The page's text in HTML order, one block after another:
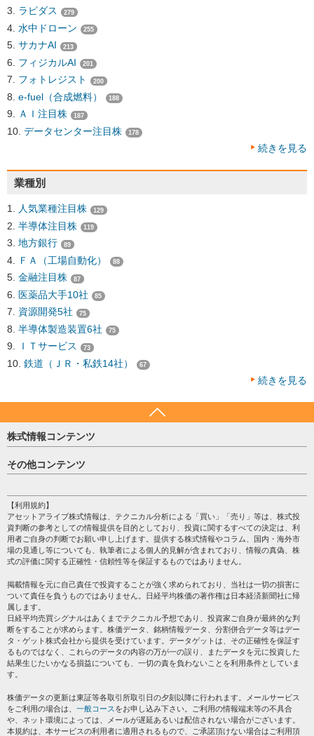
ラピダス 279
水中ドローン 255
サカナAI 213
フィジカルAI 201
フォトレジスト 200
e-fuel（合成燃料） 188
ＡＩ注目株 187
データセンター注目株 178
続きを見る
業種別
人気業種注目株 129
半導体注目株 119
地方銀行 89
ＦＡ（工場自動化） 88
金融注目株 87
医薬品大手10社 85
資源開発5社 75
半導体製造装置6社 75
ＩＴサービス 73
鉄道（ＪＲ・私鉄14社） 67
続きを見る
株式情報コンテンツ
日経平均
売買シグナル
注目銘柄
株テーマ情報
海外市況
投資カレンダー
格付け情報
その他コンテンツ
個人情報保護方針
プライバシーポリシー
会社案内
サイトマップ
過去データ
【利用規約】
アセットアライブ株式情報は、テクニカル分析による「買い」「売り」等は、株式投
資判断の参考としての情報提供を目的としており、投資に関するすべての決定は、利
用者ご自身の判断でお願い申し上げます。提供する株式情報やコラム、国内・海外市
場の見通し等についても、執筆者による個人的見解が含まれており、情報の真偽、株
式の評価に関する正確性・信頼性等を保証するものではありません。
掲載情報を元に自己責任で投資することが強く求められており、当社は一切の損害に
ついて責任を負うものではありません。日経平均株価の著作権は日本経済新聞社に帰
属します。
日経平均売買シグナルはあくまでテクニカル予想であり、投資家ご自身が最終的な判
断をすることが求めらます。株価データ、銘柄情報データ、分割併合データ等はデー
タ・ゲット株式会社から提供を受けています。データゲットは、その正確性を保証す
るものではなく、これらのデータの内容の万が一の誤り、またデータを元に投資した
結果生じたいかなる損益についても、一切の責を負わないことを利用条件としていま
す。
株価データの更新は東証等各取引所取引日の夕刻以降に行われます。メールサービス
をご利用の場合は、 一般コース をお申し込み下さい。ご利用の情報端末等の不具合
や、ネット環境によっては、メールが遅延あるいは配信されない場合がございます。
本規約は、本サービスの利用者に適用されるもので、ご承諾頂けない場合はご利用頂